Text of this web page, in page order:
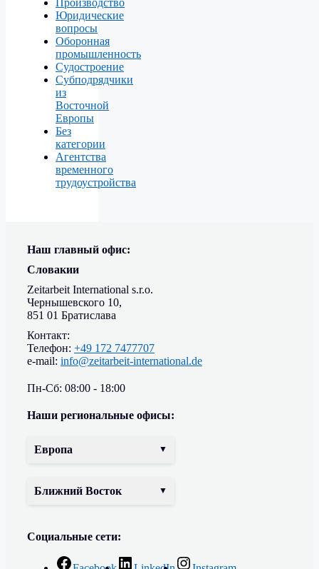
Юридические
вопросы
Оборонная
промышленность
Судостроение
Субподрядчики
из
Восточной
Европы
Без
категории
Агентства
временного
трудоустройства
Наш главный офис:
Словакии
Zeitarbeit International s.r.o.
Чернышевского 10,
851 01 Братислава
Контакт:
Телефон: +49 172 7477707
e-mail: info@zeitarbeit-international.de
Пн-Сб: 08:00 - 18:00
Наши региональные офисы:
Европа
Ближний Восток
Социальные сети: